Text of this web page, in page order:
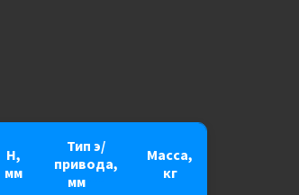
H,
мм
Тип э/
привода,
мм***
Масса,
кг